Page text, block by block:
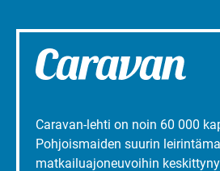
Caravan-lehti on noin 60 000
Pohjoismaiden suurin
matkailuajoneuvoihin